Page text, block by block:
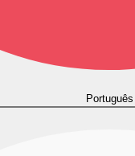
Português